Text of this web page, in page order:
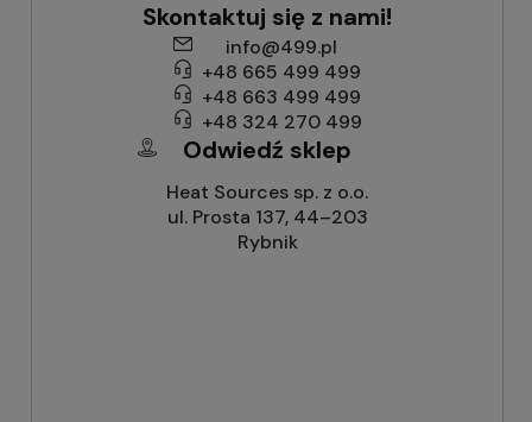
Skontaktuj się z nami!
info@499.pl
+48 665 499 499
+48 663 499 499
+48 324 270 499
Odwiedź sklep
Heat Sources sp. z o.o.
ul. Prosta 137, 44–203
Rybnik